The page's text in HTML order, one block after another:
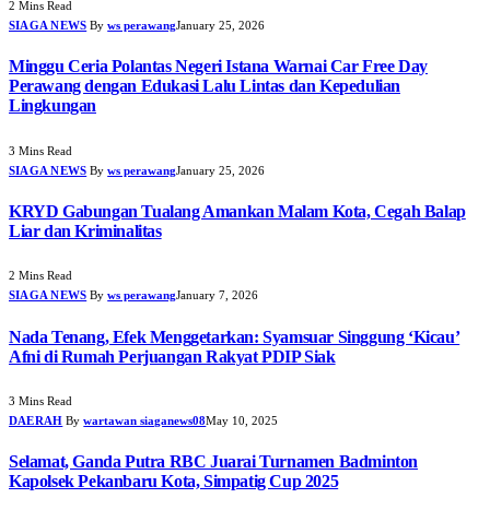
2 Mins Read
SIAGA NEWS By ws perawangJanuary 25, 2026
Minggu Ceria Polantas Negeri Istana Warnai Car Free Day
Perawang dengan Edukasi Lalu Lintas dan Kepedulian
Lingkungan
3 Mins Read
SIAGA NEWS By ws perawangJanuary 25, 2026
KRYD Gabungan Tualang Amankan Malam Kota, Cegah Balap
Liar dan Kriminalitas
2 Mins Read
SIAGA NEWS By ws perawangJanuary 7, 2026
Nada Tenang, Efek Menggetarkan: Syamsuar Singgung ‘Kicau’
Afni di Rumah Perjuangan Rakyat PDIP Siak
3 Mins Read
DAERAH By wartawan siaganews08May 10, 2025
Selamat, Ganda Putra RBC Juarai Turnamen Badminton
Kapolsek Pekanbaru Kota, Simpatig Cup 2025